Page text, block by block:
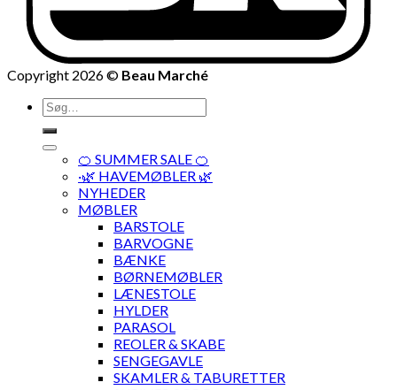
Copyright 2026 © Beau Marché
Søg
efter:
🍊 SUMMER SALE 🍊
·🌿 HAVEMØBLER 🌿
NYHEDER
MØBLER
BARSTOLE
BARVOGNE
BÆNKE
BØRNEMØBLER
LÆNESTOLE
HYLDER
PARASOL
REOLER & SKABE
SENGEGAVLE
SKAMLER & TABURETTER